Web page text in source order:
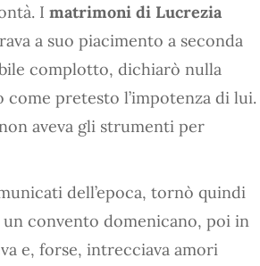
I matrimoni di Lucrezia
a suo piacimento a seconda
complotto, dichiarò nulla
come pretesto l’impotenza di lui.
aveva gli strumenti per
dell’epoca, tornò quindi
convento domenicano, poi in
e, forse, intrecciava amori